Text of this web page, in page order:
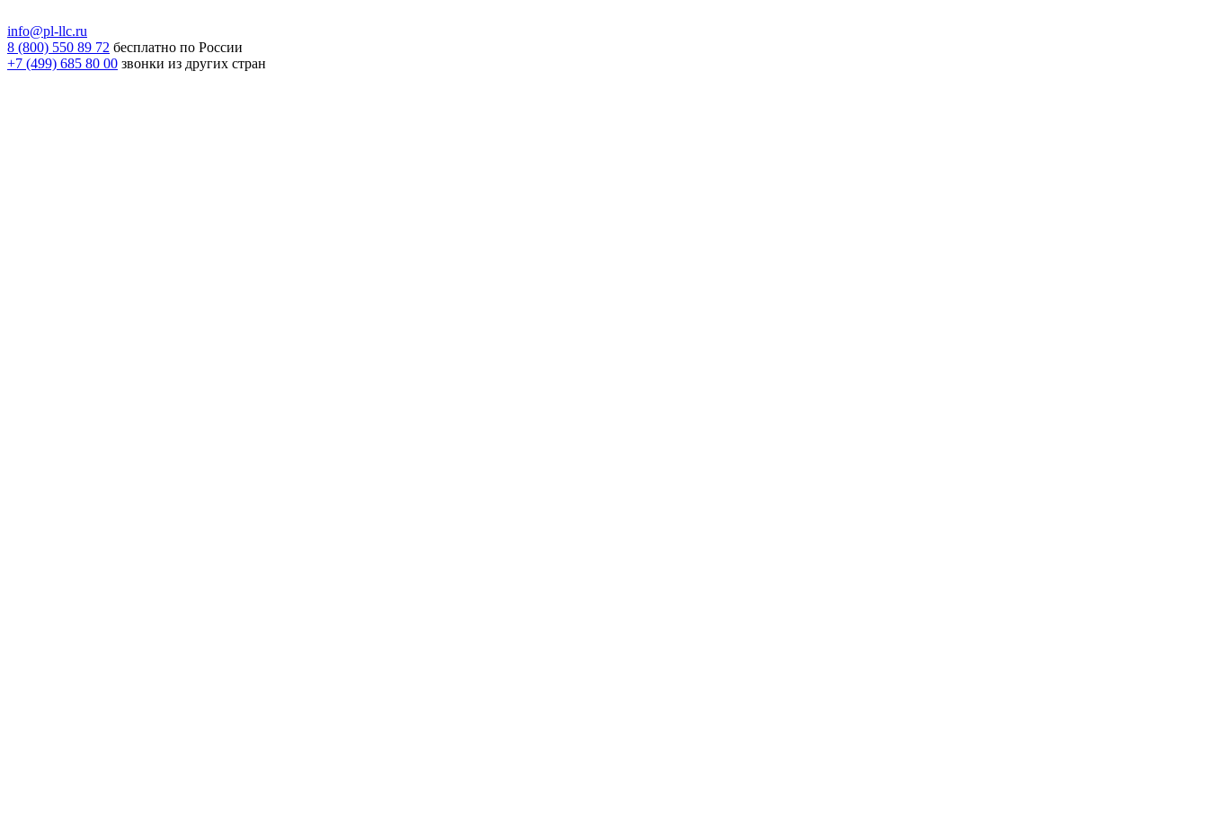
info@pl-llc.ru
8 (800) 550 89 72 бесплатно по России
+7 (499) 685 80 00 звонки из других стран